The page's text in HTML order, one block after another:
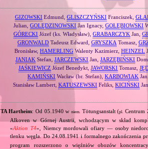
GIZOWSKIEdmund, GLISZCZYŃSKIFranciszek,
Julian,GOLĘDZINOWSKI Jan Ignacy,GOŁĘBIOWSKI
GÓRECKI Józef (ks. Władysław),GRABARCZYK Jan,
GRONWALDTadeusz Edward, GRYSZKATomasz,
Bronisław, HAMERLINGWalenty Kazimierz, HEINZEL
JANIAK Stefan,JARCZEWSKI Jan,JARZĘBIŃSKI
JAŚKIEWICZ Józef Benedykt,JAWORSKI Tomasz,
KAMIŃSKI Wacław (br. Stefan),KARBOWIAK
Stanisław Lambert, KATUSZEWSKIFeliks, KICIŃSKI
TA Hartheim: Od 05.1940 w niem. Tötungsanstalt (pl. Centrum
Alkoven w Górnej Austrii, wchodzącym w skład
«Aktion T4», Niemcy mordowali ofiary — osoby
tlenku węgla. Do 24.08.1941 i formalnego zakończenia
program rozszerzono o więźniów obozów